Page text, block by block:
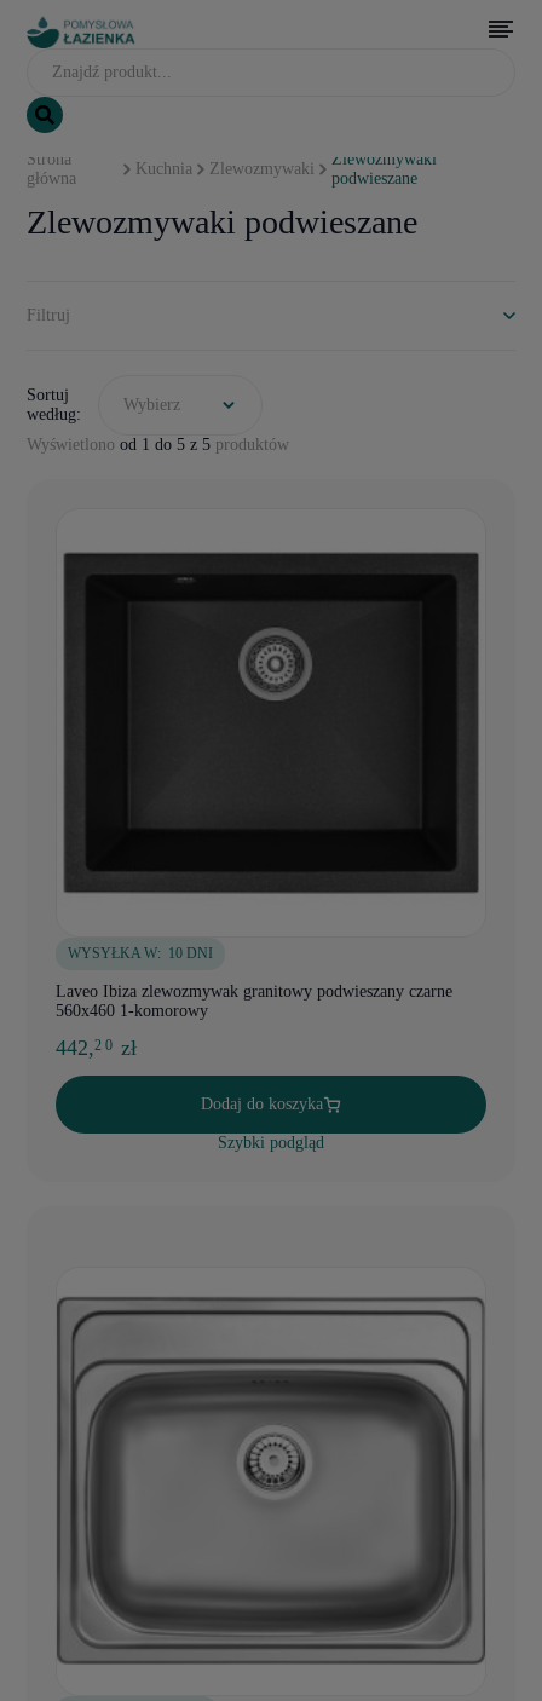
Strona
główna
Kuchnia Zlewozmywaki
Zlewozmywaki
podwieszane
Zlewozmywaki podwieszane
Filtruj
Wyświetlono od 1 do 5 z 5 produktów
Sortuj
według:
Wybierz
WYSYŁKA W: 10 DNI
Laveo Ibiza zlewozmywak granitowy podwieszany czarne
560x460 1-komorowy
442,2 0 zł
Dodaj do koszyka
Szybki podgląd